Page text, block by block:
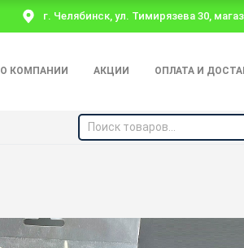
г. Челябинск, ул. Тимирязева 30,
О КОМПАНИИ АКЦИИ ОПЛАТА И